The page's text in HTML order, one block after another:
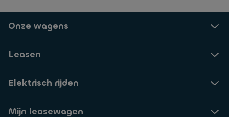
Onze wagens
Leasen
Elektrisch rijden
Mijn leasewagen